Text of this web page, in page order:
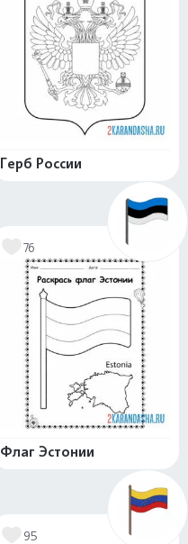
Герб России
76
Флаг Эстонии
95